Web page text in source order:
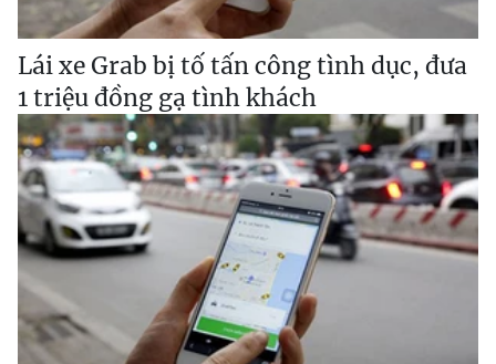
Lái xe Grab bị tố tấn công tình dục, đưa
1 triệu đồng gạ tình khách